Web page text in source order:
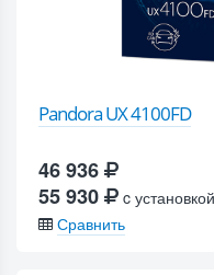
Pandora UX 4100FD
46 936
55 930
c установкой
Сравнить